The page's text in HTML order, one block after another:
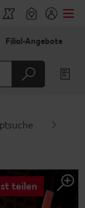
Filial-Angebote
teilen